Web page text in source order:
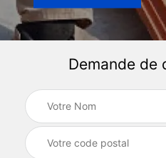
Demande de